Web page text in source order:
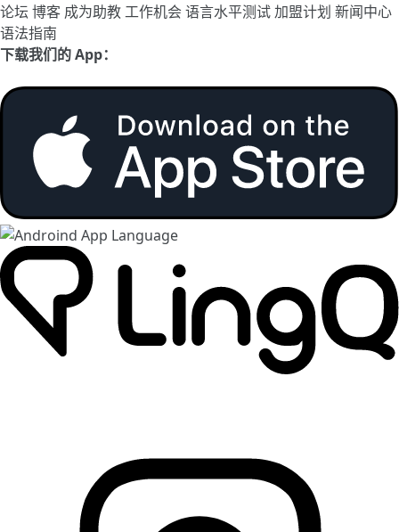
论坛 博客 成为助教工作机会语言水平测试加盟计划 新闻中心
语法指南
下载我们的 App：